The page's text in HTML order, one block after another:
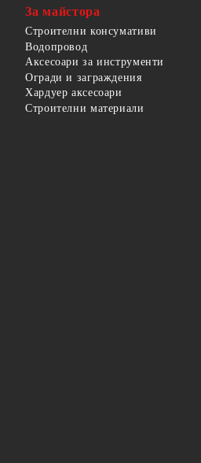
За майстора
Строителни консумативи
Водопровод
Аксесоари за инструменти
Огради и заграждения
Хардуер аксесоари
Строителни материали